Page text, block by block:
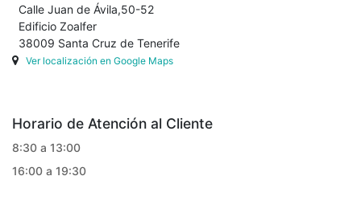
Calle Juan de Ávila,50-52
Edificio Zoalfer
38009 Santa Cruz de Tenerife
Ver localización en Google Maps
Horario de Atención al Cliente
8:30 a 13:00
16:00 a 19:30